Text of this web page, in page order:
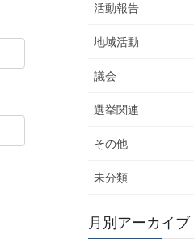
活動報告
地域活動
議会
選挙関連
その他
未分類
月別アーカイブ